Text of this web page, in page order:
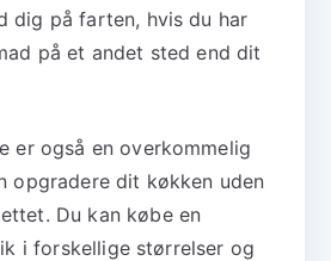
dig på farten, hvis du har
på et andet sted end dit
er også en overkommelig
opgradere dit køkken uden
Du kan købe en
i forskellige størrelser og